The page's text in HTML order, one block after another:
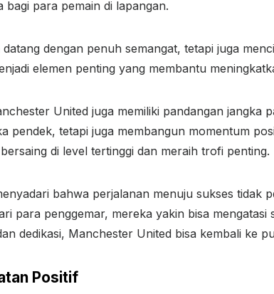
para pemain di lapangan.
dengan penuh semangat, tetapi juga
elemen penting yang membantu
United juga memiliki pandangan jangka
pendek, tetapi juga membangun momentum
di level tertinggi dan meraih trofi penting.
bahwa perjalanan menuju sukses tidak
para penggemar, mereka yakin bisa
dedikasi, Manchester United bisa kembali ke
Positif